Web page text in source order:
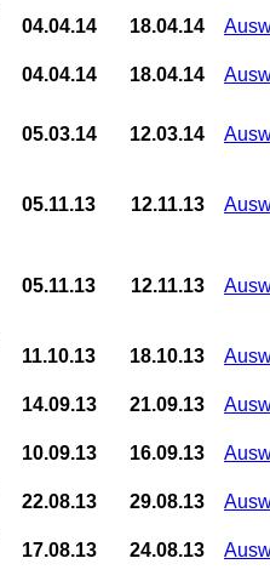
04.04.14 18.04.14
04.04.14 18.04.14
05.03.14 12.03.14
05.11.13 12.11.13
05.11.13 12.11.13
11.10.13 18.10.13
14.09.13 21.09.13
10.09.13 16.09.13
22.08.13 29.08.13
17.08.13 24.08.13